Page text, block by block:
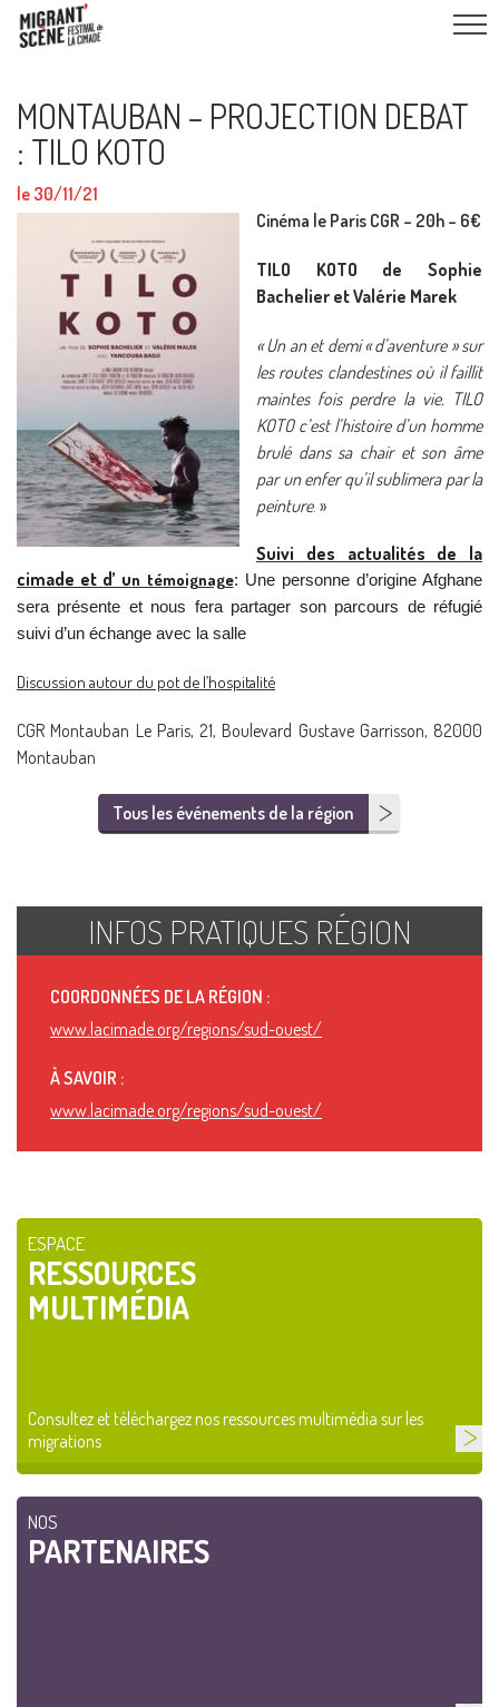
MONTAUBAN – PROJECTION DEBAT
: TILO KOTO
le 30/11/21
Cinéma le Paris CGR – 20h – 6€
TILO KOTO de Sophie
Bachelier et Valérie Marek
« Un an et demi « d’aventure » sur
les routes clandestines où il faillit
maintes fois perdre la vie. TILO
KOTO c’est l’histoire d’un homme
brulé dans sa chair et son âme
par un enfer qu’il sublimera par la
peinture. »
Suivi des actualités de la
cimade et d’ un témoignage: Une personne d’origine Afghane
sera présente et nous fera partager son parcours de réfugié
suivi d’un échange avec la salle
Discussion autour du pot de l’hospitalité
CGR Montauban Le Paris, 21, Boulevard Gustave Garrisson, 82000
Montauban
Tous les événements de la région
INFOS PRATIQUES RÉGION
COORDONNÉES DE LA RÉGION :
www.lacimade.org/regions/sud-ouest/
À SAVOIR :
www.lacimade.org/regions/sud-ouest/
ESPACE
RESSOURCES
MULTIMÉDIA
Consultez et téléchargez nos ressources multimédia sur les
migrations
NOS
PARTENAIRES